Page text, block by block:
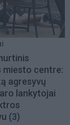
miesto centre:
agresyvų
lankytojai
(3)